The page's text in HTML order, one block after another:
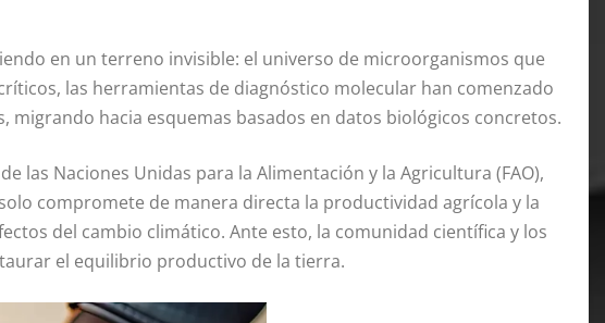
en un terreno invisible: el universo de microorganismos que
las herramientas de diagnóstico molecular han comenzado
hacia esquemas basados en datos biológicos concretos.
las Naciones Unidas para la Alimentación y la Agricultura (FAO),
compromete de manera directa la productividad agrícola y la
del cambio climático. Ante esto, la comunidad científica y los
el equilibrio productivo de la tierra.